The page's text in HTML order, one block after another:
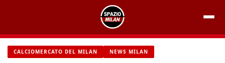
contenuto
CALCIOMERCATO DEL MILAN NEWS MILAN